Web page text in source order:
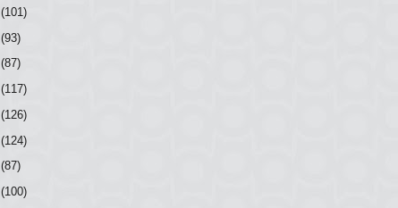
(101)
(93)
(87)
(117)
(126)
(124)
(87)
(100)